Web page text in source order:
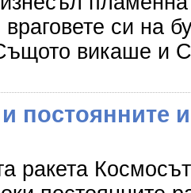
си на
викаше и
постоянните
ракета